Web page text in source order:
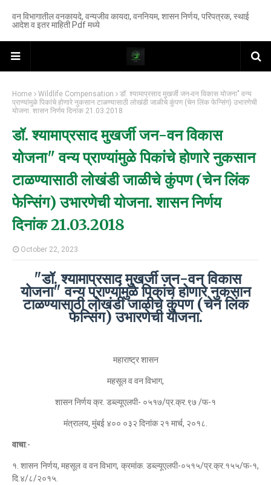
वन विभागातील वनकायदे, वन्यजीव कायदा, वननियम, शासन निर्णय, परिपत्रक, स्थाई
आदेश व इतर माहिती Pdf मध्ये
Home Wildlife Compensation
डॉ. श्यामाप्रसाद मुखर्जी जन-वन विकास योजना" वन्य
प्राण्यांमुळे पिकांचे होणारे नुकसान टाळण्यासाठी लोखंडी जाळीचे कुंपण (चेन लिंक फेन्सिंग) उभारणेची
योजना. शासन निर्णय दिनांक 21.03.2018
डॉ. श्यामाप्रसाद मुखर्जी जन-वन विकास
योजना" वन्य प्राण्यांमुळे पिकांचे होणारे नुकसान
टाळण्यासाठी लोखंडी जाळीचे कुंपण (चेन लिंक
फेन्सिंग) उभारणेची योजना. शासन निर्णय
दिनांक 21.03.2018
October 22, 2023
"डॉ. श्यामाप्रसाद मुखर्जी जन-वन विकास
योजना" वन्य प्राण्यांमुळे पिकांचे होणारे नुकसान
टाळण्यासाठी लोखंडी जाळीचे कुंपण (चेन लिंक
फेन्सिंग) उभारणेची योजना.
महाराष्ट्र शासन
महसूल व वन विभाग,
शासन निर्णय क्र. डब्ल्यूएलपी- ०५१७/प्र.क्र.९७ /फ-१
मंत्रालय, मुंबई ४०० ०३२ दिनांक २१ मार्च, २०१८.
वाचा:-
१. शासन निर्णय, महसूल व वन विभाग, क्रमांक. डब्ल्यूएलपी-०५१५/प्र.क्र.१५५/फ-१,
दि.४/८/२०१५.